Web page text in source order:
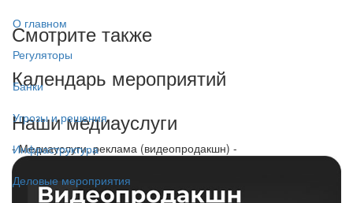
О главном
Регуляторы
Банки
Угрозы и решения
Инфраструктура
Деловые мероприятия
Смотрите также
Календарь мероприятий
Наши медиауслуги
- Медиауслуги, реклама (видеопродакшн) -